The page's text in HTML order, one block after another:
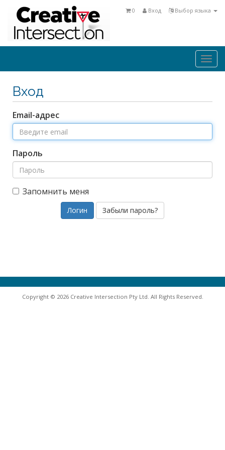
Выбор языка
Вход
0
Вход
Email-адрес
Пароль
Запомнить меня
Забыли пароль?
Copyright © 2026 Creative Intersection Pty Ltd. All Rights Reserved.